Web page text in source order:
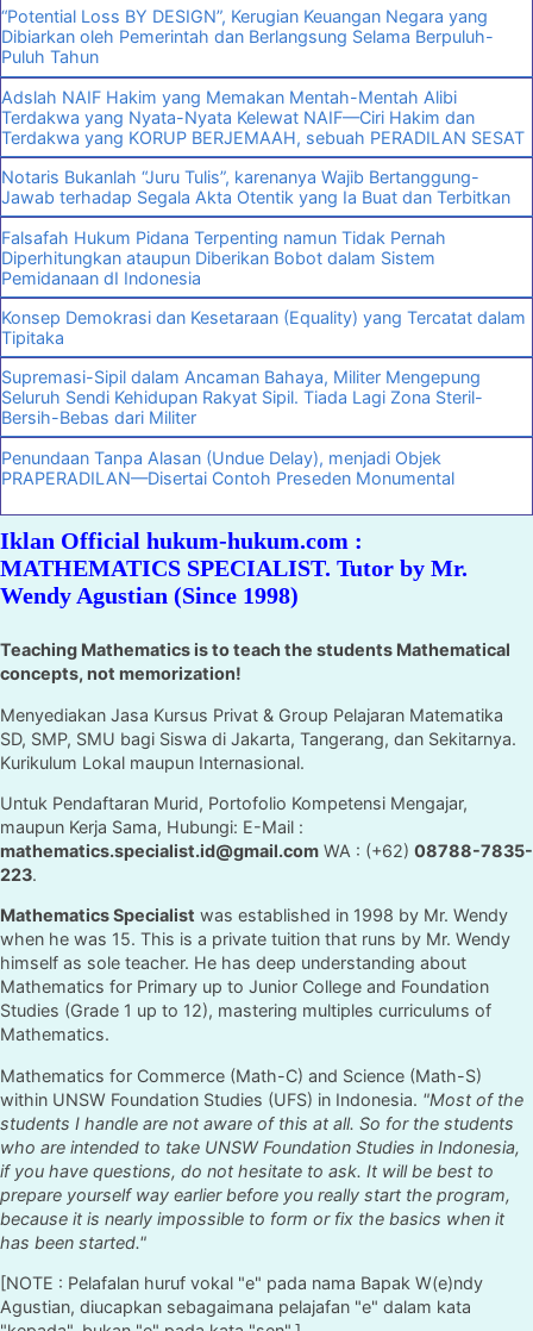
“Potential Loss BY DESIGN”, Kerugian Keuangan Negara yang
Dibiarkan oleh Pemerintah dan Berlangsung Selama Berpuluh-
Puluh Tahun
Adslah NAIF Hakim yang Memakan Mentah-Mentah Alibi
Terdakwa yang Nyata-Nyata Kelewat NAIF—Ciri Hakim dan
Terdakwa yang KORUP BERJEMAAH, sebuah PERADILAN SESAT
Notaris Bukanlah “Juru Tulis”, karenanya Wajib Bertanggung-
Jawab terhadap Segala Akta Otentik yang Ia Buat dan Terbitkan
Falsafah Hukum Pidana Terpenting namun Tidak Pernah
Diperhitungkan ataupun Diberikan Bobot dalam Sistem
Pemidanaan dI Indonesia
Konsep Demokrasi dan Kesetaraan (Equality) yang Tercatat dalam
Tipitaka
Supremasi-Sipil dalam Ancaman Bahaya, Militer Mengepung
Seluruh Sendi Kehidupan Rakyat Sipil. Tiada Lagi Zona Steril-
Bersih-Bebas dari Militer
Penundaan Tanpa Alasan (Undue Delay), menjadi Objek
PRAPERADILAN—Disertai Contoh Preseden Monumental
Iklan Official hukum-hukum.com :
MATHEMATICS SPECIALIST. Tutor by Mr.
Wendy Agustian (Since 1998)
Teaching Mathematics is to teach the students Mathematical
concepts, not memorization!
Menyediakan Jasa Kursus Privat & Group Pelajaran Matematika
SD, SMP, SMU bagi Siswa di Jakarta, Tangerang, dan Sekitarnya.
Kurikulum Lokal maupun Internasional.
Untuk Pendaftaran Murid, Portofolio Kompetensi Mengajar,
maupun Kerja Sama, Hubungi: E-Mail :
mathematics.specialist.id@gmail.com WA : (+62) 08788-7835-
223.
Mathematics Specialist was established in 1998 by Mr. Wendy
when he was 15. This is a private tuition that runs by Mr. Wendy
himself as sole teacher. He has deep understanding about
Mathematics for Primary up to Junior College and Foundation
Studies (Grade 1 up to 12), mastering multiples curriculums of
Mathematics.
Mathematics for Commerce (Math-C) and Science (Math-S)
within UNSW Foundation Studies (UFS) in Indonesia. "Most of the
students I handle are not aware of this at all. So for the students
who are intended to take UNSW Foundation Studies in Indonesia,
if you have questions, do not hesitate to ask. It will be best to
prepare yourself way earlier before you really start the program,
because it is nearly impossible to form or fix the basics when it
has been started."
[NOTE : Pelafalan huruf vokal "e" pada nama Bapak W(e)ndy
Agustian, diucapkan sebagaimana pelajafan "e" dalam kata